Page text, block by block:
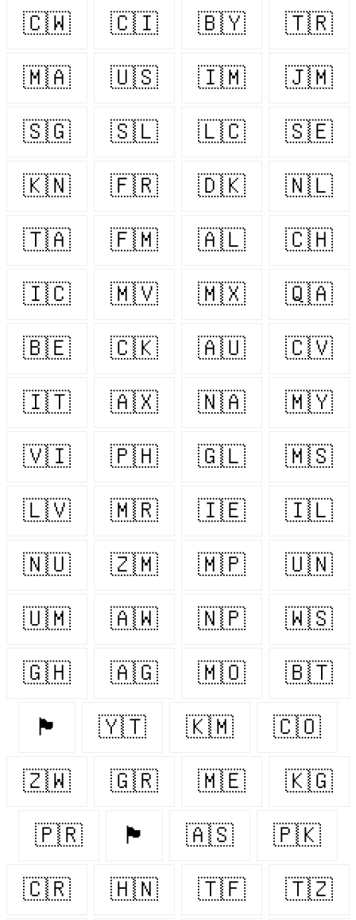
🇨🇼 🇨🇮 🇧🇾 🇹🇷
🇲🇦 🇺🇸 🇮🇲 🇯🇲
🇸🇬 🇸🇱 🇱🇨 🇸🇪
🇰🇳 🇫🇷 🇩🇰 🇳🇱
🇹🇦 🇫🇲 🇦🇱 🇨🇭
🇮🇨 🇲🇻 🇲🇽 🇶🇦
🇧🇪 🇨🇰 🇦🇺 🇨🇻
🇮🇹 🇦🇽 🇳🇦 🇲🇾
🇻🇮 🇵🇭 🇬🇱 🇲🇸
🇱🇻 🇲🇷 🇮🇪 🇮🇱
🇳🇺 🇿🇲 🇲🇵 🇺🇳
🇺🇲 🇦🇼 🇳🇵 🇼🇸
🇬🇭 🇦🇬 🇲🇴 🇧🇹
🏴󠁧󠁢󠁥󠁮󠁧󠁿 🇾🇹 🇰🇲 🇨🇴
🇿🇼 🇬🇷 🇲🇪 🇰🇬
🇵🇷 🏴󠁧󠁢󠁳󠁣󠁴󠁿 🇦🇸 🇵🇰
🇨🇷 🇭🇳 🇹🇫 🇹🇿